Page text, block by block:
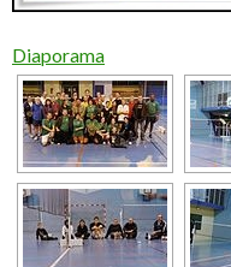
Diaporama